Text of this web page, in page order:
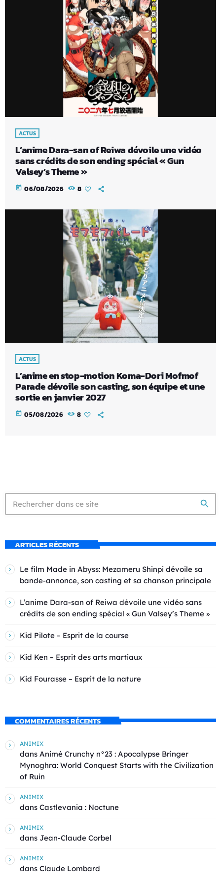
ACTUS
L’anime Dara-san of Reiwa dévoile une vidéo
sans crédits de son ending spécial « Gun
Valsey’s Theme »
today 06/08/2026 8
ACTUS
L’anime en stop-motion Koma-Dori Mofmof
Parade dévoile son casting, son équipe et une
sortie en janvier 2027
today 05/08/2026 8
search
ARTICLES RÉCENTS
Le film Made in Abyss: Mezameru Shinpi dévoile sa
bande-annonce, son casting et sa chanson principale
L’anime Dara-san of Reiwa dévoile une vidéo sans
crédits de son ending spécial « Gun Valsey’s Theme »
Kid Pilote – Esprit de la course
Kid Ken – Esprit des arts martiaux
Kid Fourasse – Esprit de la nature
COMMENTAIRES RÉCENTS
ANIMIX
dans Animé Crunchy n°23 : Apocalypse Bringer
Mynoghra: World Conquest Starts with the Civilization
of Ruin
ANIMIX
dans Castlevania : Noctune
ANIMIX
dans Jean-Claude Corbel
ANIMIX
dans Claude Lombard